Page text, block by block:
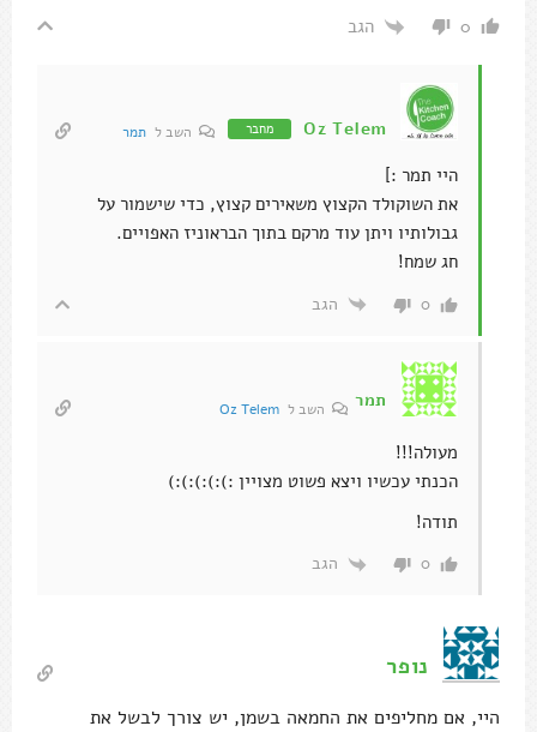
0 הגב
Oz Telem מחבר השב ל תמר
היי תמר :]
את השוקולד הקצוץ משאירים קצוץ, כדי שישמור על
גבולותיו ויתן עוד מרקם בתוך הבראוניז האפויים.
חג שמח!
0 הגב
תמר השב לOz Telem
מעולה!!!
הכנתי עכשיו ויצא פשוט מצויין :):):):):)
תודה!
0 הגב
נופר
היי, אם מחליפים את החמאה בשמן, יש צורך לבשל את